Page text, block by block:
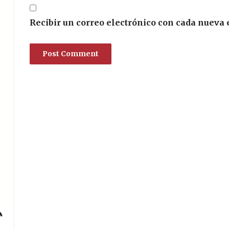
Recibir un correo electrónico con cada nueva